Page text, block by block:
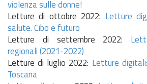
violenza sulle donne!
Letture di ottobre 2022: Letture
salute. Cibo e futuro
Letture di settembre 2022:
regionali (2021-2022)
Letture di luglio 2022: Letture
Toscana